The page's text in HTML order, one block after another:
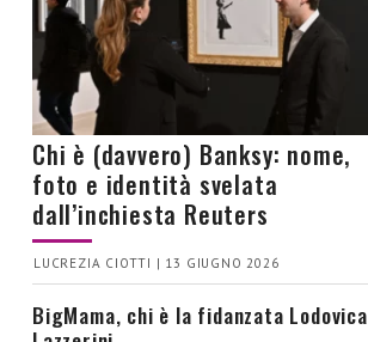
Chi è (davvero) Banksy: nome,
foto e identità svelata
dall’inchiesta Reuters
LUCREZIA CIOTTI | 13 GIUGNO 2026
BigMama, chi è la fidanzata Lodovica